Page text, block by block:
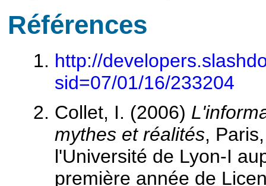
Références
http://
sid=07/01/16/233204
Collet, I. (2006)
mythes et réalités,
l'Université de Lyon-I
première année de